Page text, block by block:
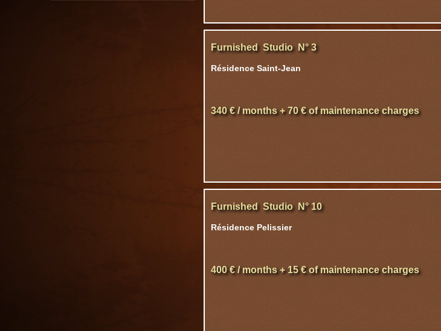
Furnished Studio N° 3
Résidence Saint-Jean
340 € / months + 70 € of maintenance charges
Furnished Studio N° 10
Résidence Pelissier
400 € / months + 15 € of maintenance charges